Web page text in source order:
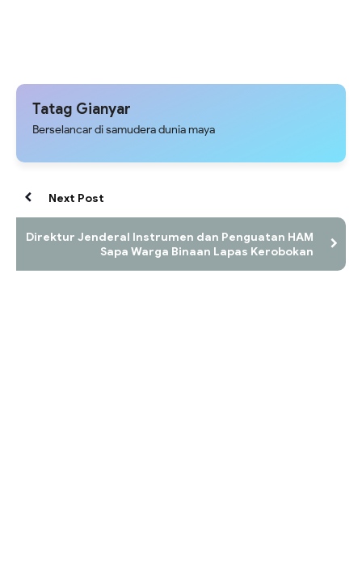
Tatag Gianyar
Berselancar di samudera dunia maya
Next Post
Direktur Jenderal Instrumen dan Penguatan HAM
Sapa Warga Binaan Lapas Kerobokan